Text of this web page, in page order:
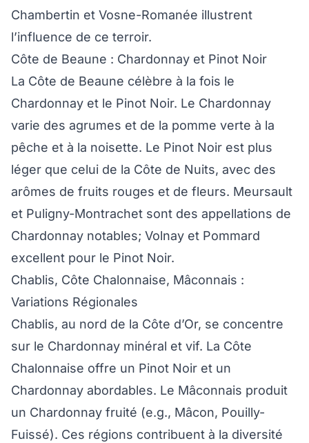
Chambertin et Vosne-Romanée illustrent
l’influence de ce terroir.
Côte de Beaune : Chardonnay et Pinot Noir
La Côte de Beaune célèbre à la fois le
Chardonnay et le Pinot Noir. Le Chardonnay
varie des agrumes et de la pomme verte à la
pêche et à la noisette. Le Pinot Noir est plus
léger que celui de la Côte de Nuits, avec des
arômes de fruits rouges et de fleurs. Meursault
et Puligny-Montrachet sont des appellations de
Chardonnay notables; Volnay et Pommard
excellent pour le Pinot Noir.
Chablis, Côte Chalonnaise, Mâconnais :
Variations Régionales
Chablis, au nord de la Côte d’Or, se concentre
sur le Chardonnay minéral et vif. La Côte
Chalonnaise offre un Pinot Noir et un
Chardonnay abordables. Le Mâconnais produit
un Chardonnay fruité (e.g., Mâcon, Pouilly-
Fuissé). Ces régions contribuent à la diversité